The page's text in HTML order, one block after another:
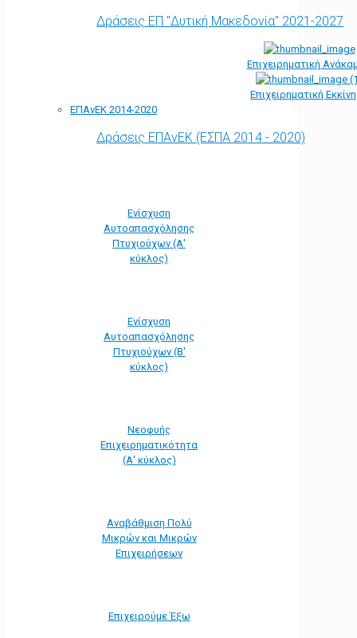
Δράσεις ΕΠ "Δυτική Μακεδονία" 2021-2027
Επιχειρηματική
Επιχειρηματική
ΕΠΑνΕΚ 2014-2020
Δράσεις ΕΠΑνΕΚ (ΕΣΠΑ 2014 - 2020)
Ενίσχυση
Αυτοαπασχόλησης
Πτυχιούχων (Α'
κύκλος)
Ενίσχυση
Αυτοαπασχόλησης
Πτυχιούχων (Β'
κύκλος)
Νεοφυής
Επιχειρηματικότητα
(Α' κύκλος)
Αναβάθμιση Πολύ
Μικρών και Μικρών
Επιχειρήσεων
Επιχειρούμε Έξω